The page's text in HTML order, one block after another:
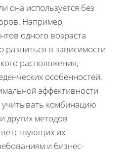
она используется без
Например,
одного возраста
разниться в зависимости
расположения,
особенностей.
эффективности
комбинацию
других методов
их
и бизнес-